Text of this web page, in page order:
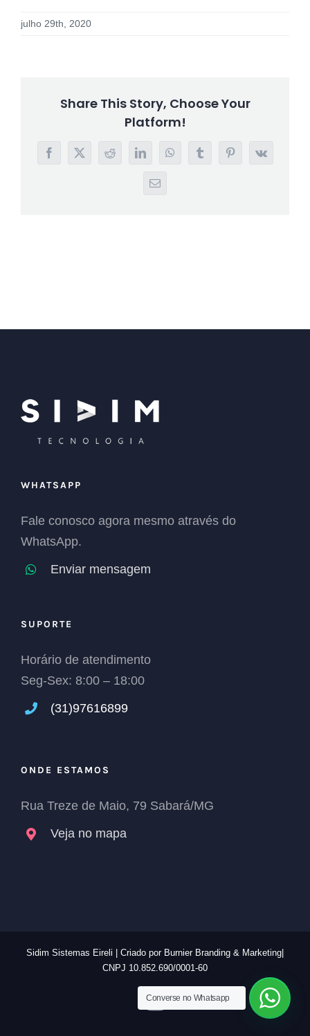
julho 29th, 2020
Share This Story, Choose Your
Platform!
Facebook
X RedditLinkedInWhatsAppTumblrPinterest
Vk
E-
WHATSAPP
Fale conosco agora mesmo através do
WhatsApp.
Enviar mensagem
SUPORTE
Horário de atendimento
Seg-Sex: 8:00 – 18:00
(31)97616899
ONDE ESTAMOS
Rua Treze de Maio, 79 Sabará/MG
Veja no mapa
Sidim Sistemas Eireli | Criado por Burnier Branding & Marketing|
CNPJ 10.852.690/0001-60
Instagram
Converse no Whatsapp